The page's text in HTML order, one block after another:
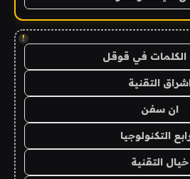
!
في قوقل
التقنية
ان سفن
التكنولوجيا
خيال التقنية